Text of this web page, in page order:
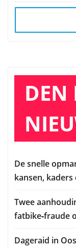
DEN
De snelle
kansen,
Twee
fatbike‑fraude
Dageraid in